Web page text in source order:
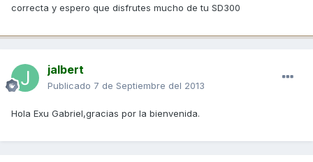
correcta y espero que disfrutes mucho de tu SD300
jalbert
Publicado 7 de Septiembre del 2013
Hola Exu Gabriel,gracias por la bienvenida.